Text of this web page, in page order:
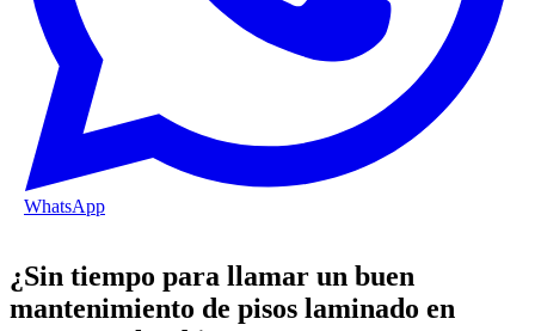
WhatsApp
¿Sin tiempo para llamar un buen
mantenimiento de pisos laminado en